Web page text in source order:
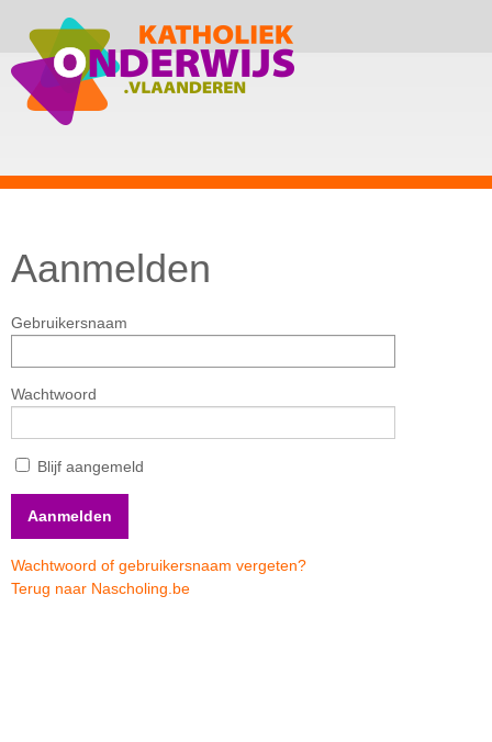
Aanmelden
Gebruikersnaam
Wachtwoord
Blijf aangemeld
Wachtwoord of gebruikersnaam vergeten?
Terug naar Nascholing.be